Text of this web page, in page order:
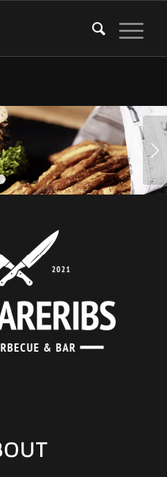
Next
1 2 3 4 5